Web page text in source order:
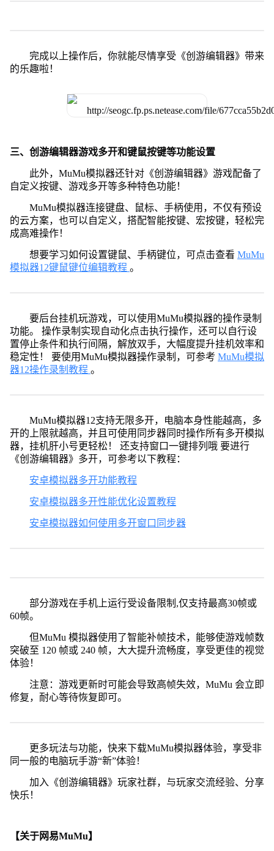
完成以上操作后，你就能尽情享受《创游编辑器》带来
的乐趣啦！
三、创游编辑器游戏多开和键鼠按键等功能设置
此外，MuMu模拟器还针对《创游编辑器》游戏配备了
自定义按键、游戏多开等多种特色功能！
MuMu模拟器连接键盘、鼠标、手柄使用，不仅有预设
的云方案，也可以自定义，搭配智能按键、宏按键，轻松完
成高难操作！
想要学习如何设置键鼠、手柄键位，可点击查看 MuMu
模拟器12键鼠键位编辑教程 。
要后台挂机玩游戏，可以使用MuMu模拟器的操作录制
功能。 操作录制实现自动化点击执行操作，还可以自行设
置停止条件和执行间隔，解放双手，大幅度提升挂机效率和
稳定性！ 要使用MuMu模拟器操作录制，可参考 MuMu模拟
器12操作录制教程 。
MuMu模拟器12支持无限多开，电脑本身性能越高，多
开的上限就越高，并且可使用同步器同时操作所有多开模拟
器，挂机肝小号更轻松！ 还支持窗口一键排列哦 要进行
《创游编辑器》多开，可参考以下教程：
安卓模拟器多开功能教程
安卓模拟器多开性能优化设置教程
安卓模拟器如何使用多开窗口同步器
部分游戏在手机上运行受设备限制,仅支持最高30帧或
60帧。
但MuMu 模拟器使用了智能补帧技术，能够使游戏帧数
突破至 120 帧或 240 帧，大大提升流畅度，享受更佳的视觉
体验！
注意：游戏更新时可能会导致高帧失效，MuMu 会立即
修复，耐心等待恢复即可。
更多玩法与功能，快来下载MuMu模拟器体验，享受非
同一般的电脑玩手游“新”体验！
加入《创游编辑器》玩家社群，与玩家交流经验、分享
快乐！
【关于网易MuMu】